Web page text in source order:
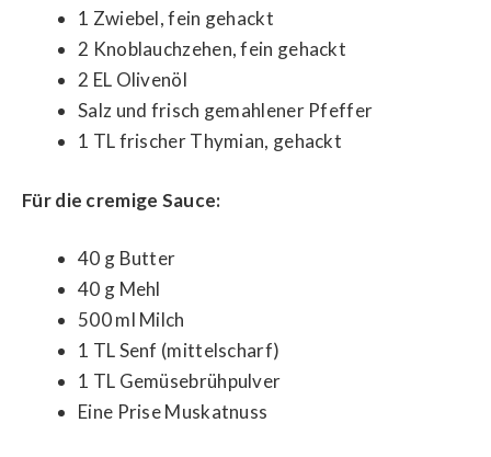
1 Zwiebel, fein gehackt
2 Knoblauchzehen, fein gehackt
2 EL Olivenöl
Salz und frisch gemahlener Pfeffer
1 TL frischer Thymian, gehackt
Für die cremige Sauce:
40 g Butter
40 g Mehl
500 ml Milch
1 TL Senf (mittelscharf)
1 TL Gemüsebrühpulver
Eine Prise Muskatnuss